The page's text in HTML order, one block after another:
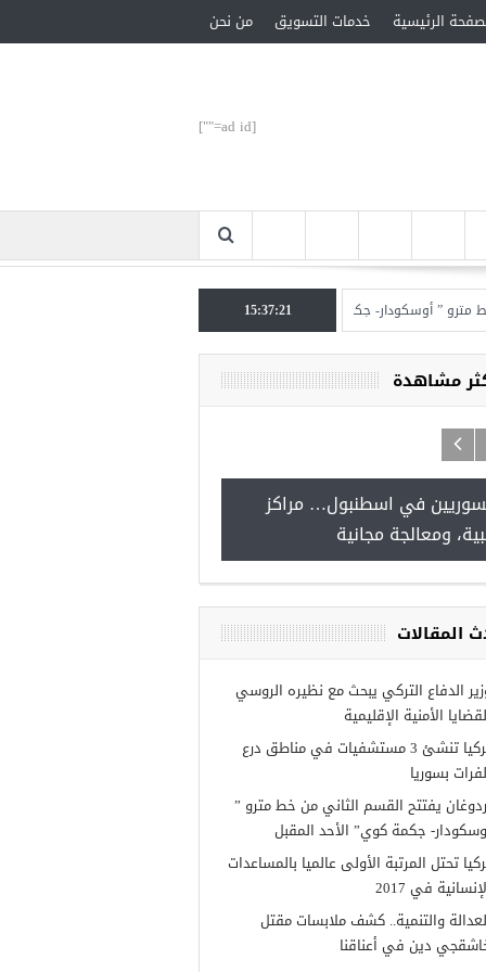
الرئيسية خدمات التسويق من نحن
[ad id=""]
أوسكودار- جكمة كوي” الأحد المقبل15:37:22
مشاهدة
في اسطنبول… مراكز
ومعالجة مجانية
المقالات
الدفاع التركي يبحث مع نظيره الروسي
الأمنية الإقليمية
تركيا تنشئ 3 مستشفيات في مناطق درع
بسوريا
يفتتح القسم الثاني من خط مترو ”
جكمة كوي” الأحد المقبل
تحتل المرتبة الأولى عالميا بالمساعدات
في 2017
والتنمية.. كشف ملابسات مقتل
دين في أعناقنا